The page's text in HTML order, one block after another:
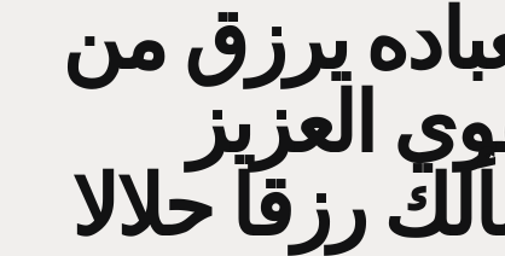
ﻳﺮﺯﻕ ﻣﻦ
ﺍﻟﻌﺰﻳﺰ
رزقا حلالا